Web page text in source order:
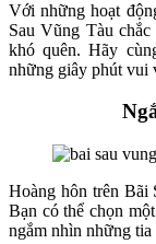
Với những hoạt
Sau Vũng Tàu
khó quên. Hãy
những giây phút vui
Hoàng hôn trên Bãi
Bạn có thể chọn
ngắm nhìn những tia